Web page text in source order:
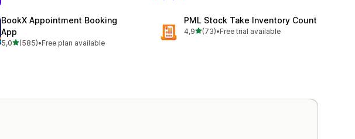
BookX Appointment Booking
App
5,05 yıldız üzerinden
(585)
toplam 585 değerlendirme
•Free plan available
PML Stock Take Inventory Count
4,95 yıldız üzerinden
(73)
toplam 73 değerlendirme
•Free trial available